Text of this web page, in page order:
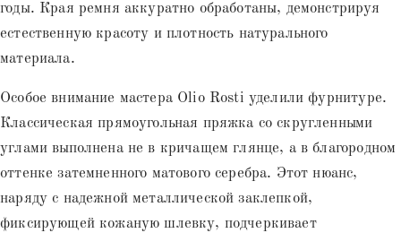
годы. Края ремня аккуратно обработаны, демонстрируя
естественную красоту и плотность натурального
материала.
Особое внимание мастера Olio Rosti уделили фурнитуре.
Классическая прямоугольная пряжка со скругленными
углами выполнена не в кричащем глянце, а в благородном
оттенке затемненного матового серебра. Этот нюанс,
наряду с надежной металлической заклепкой,
фиксирующей кожаную шлевку, подчеркивает